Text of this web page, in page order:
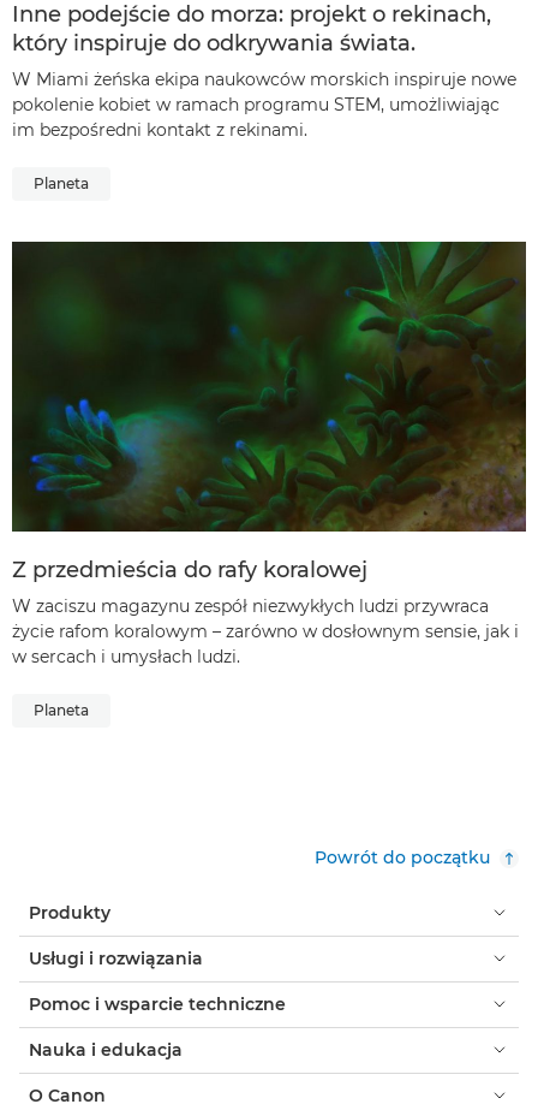
Inne podejście do morza: projekt o rekinach,
który inspiruje do odkrywania świata.
W Miami żeńska ekipa naukowców morskich inspiruje nowe
pokolenie kobiet w ramach programu STEM, umożliwiając
im bezpośredni kontakt z rekinami.
Planeta
Z przedmieścia do rafy koralowej
W zaciszu magazynu zespół niezwykłych ludzi przywraca
życie rafom koralowym – zarówno w dosłownym sensie, jak i
w sercach i umysłach ludzi.
Planeta
Powrót do początku
Produkty
Usługi i rozwiązania
Pomoc i wsparcie techniczne
Nauka i edukacja
O Canon